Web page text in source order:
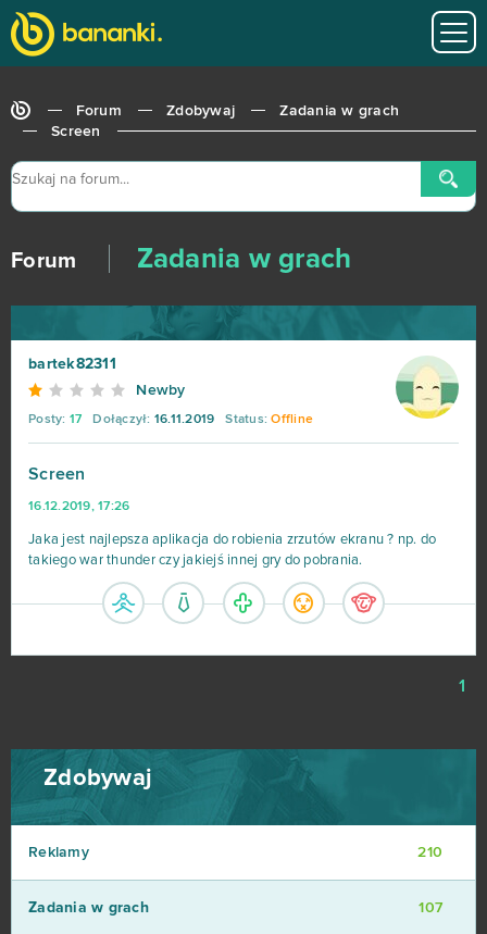
Forum Zdobywaj
Zadania w grach
Screen
Forum Zadania w grach
bartek82311
Newby
Posty: 17 Dołączył: 16.11.2019 Status: Offline
Screen
16.12.2019, 17:26
Jaka jest najlepsza aplikacja do robienia zrzutów ekranu ? np. do
takiego war thunder czy jakiejś innej gry do pobrania.
1
Zdobywaj
Reklamy 210
Zadania w grach 107